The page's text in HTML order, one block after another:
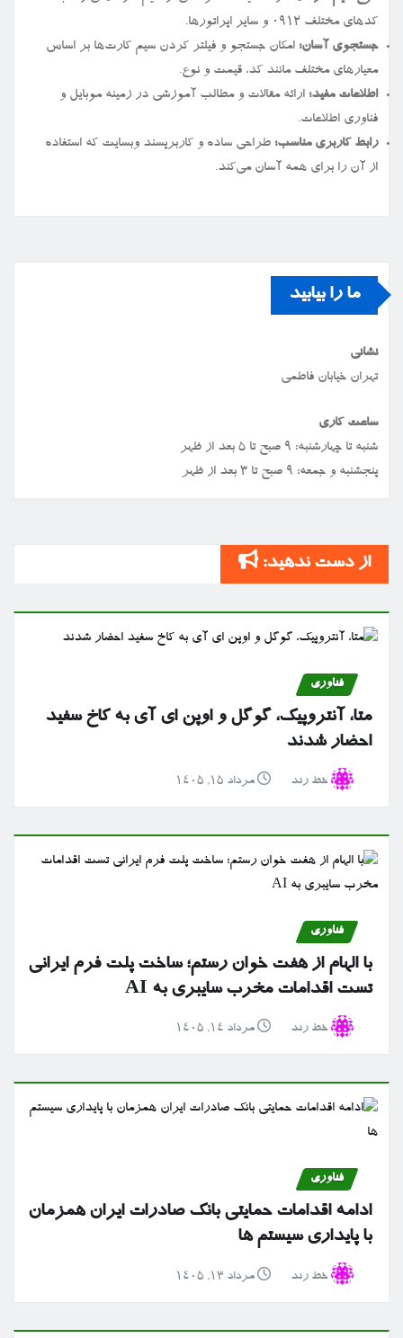
کدهای مختلف ۰۹۱۲ و سایر اپراتورها.
جستجوی آسان: امکان جستجو و فیلتر کردن سیم کارت‌ها بر اساس
معیارهای مختلف مانند کد، قیمت و نوع.
اطلاعات مفید: ارائه مقالات و مطالب آموزشی در زمینه موبایل و
فناوری اطلاعات.
رابط کاربری مناسب: طراحی ساده و کاربرپسند وبسایت که استفاده
از آن را برای همه آسان می‌کند.
ما را بیابید
نشانی
تهران خیابان فاطمی
ساعت کاری
شنبه تا چهارشنبه: ۹ صبح تا ۵ بعد از ظهر
پنجشنبه و جمعه: ۹ صبح تا ۳ بعد از ظهر
از دست ندهید:
فناوری
متا، آنتروپیک، گوگل و اوپن ای آی به کاخ سفید
احضار شدند
خط رند مرداد ۱۵, ۱۴۰۵
فناوری
با الهام از هفت خوان رستم؛ ساخت پلت فرم ایرانی
تست اقدامات مخرب سایبری به AI
خط رند مرداد ۱۴, ۱۴۰۵
فناوری
ادامه اقدامات حمایتی بانک صادرات ایران همزمان
با پایداری سیستم ها
خط رند مرداد ۱۳, ۱۴۰۵